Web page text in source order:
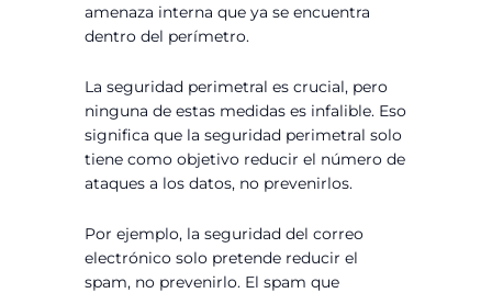
amenaza interna que ya se encuentra
dentro del perímetro.
La seguridad perimetral es crucial, pero
ninguna de estas medidas es infalible. Eso
significa que la seguridad perimetral solo
tiene como objetivo reducir el número de
ataques a los datos, no prevenirlos.
Por ejemplo, la seguridad del correo
electrónico solo pretende reducir el
spam, no prevenirlo. El spam que